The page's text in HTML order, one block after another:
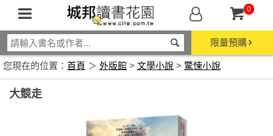
0
限量預購
您現在的位置： 首頁 ＞ 外版館 > 文學小說 > 驚悚小說
大競走